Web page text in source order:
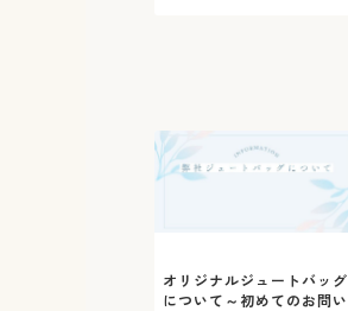
オリジナルジュートバッグ
について～初めてのお問い